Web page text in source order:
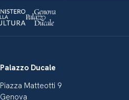
Palazzo Ducale
Piazza Matteotti 9
Genova